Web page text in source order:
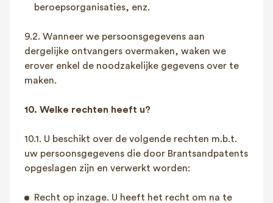
beroepsorganisaties, enz.
9.2. Wanneer we persoonsgegevens aan
dergelijke ontvangers overmaken, waken we
erover enkel de noodzakelijke gegevens over te
maken.
10. Welke rechten heeft u?
10.1. U beschikt over de volgende rechten m.b.t.
uw persoonsgegevens die door Brantsandpatents
opgeslagen zijn en verwerkt worden:
Recht op inzage. U heeft het recht om na te